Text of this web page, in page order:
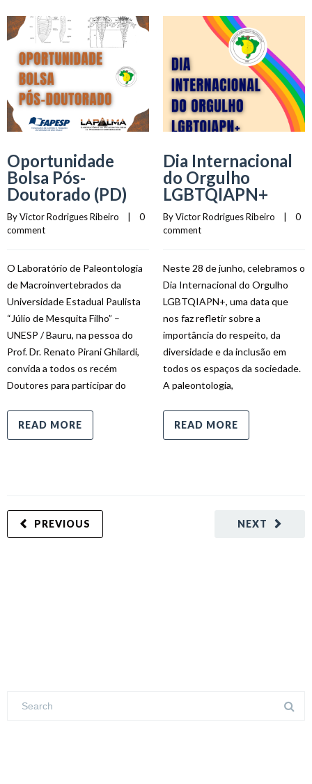
Oportunidade
Bolsa Pós-
Doutorado (PD)
By Victor Rodrigues Ribeiro
0
comment
O Laboratório de Paleontologia
de Macroinvertebrados da
Universidade Estadual Paulista
“Júlio de Mesquita Filho” –
UNESP / Bauru, na pessoa do
Prof. Dr. Renato Pirani Ghilardi,
convida a todos os recém
Doutores para participar do
READ MORE
Dia Internacional
do Orgulho
LGBTQIAPN+
By Victor Rodrigues Ribeiro
0
comment
Neste 28 de junho, celebramos o
Dia Internacional do Orgulho
LGBTQIAPN+, uma data que
nos faz refletir sobre a
importância do respeito, da
diversidade e da inclusão em
todos os espaços da sociedade.
A paleontologia,
READ MORE
NEXT
PREVIOUS